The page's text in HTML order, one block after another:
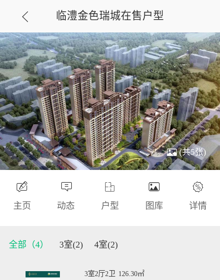
临澧金色瑞城在售户型
(共5张)
主页 动态 户型 图库 详情
全部（4） 3室(2) 4室(2)
3室2厅2卫 126.30㎡